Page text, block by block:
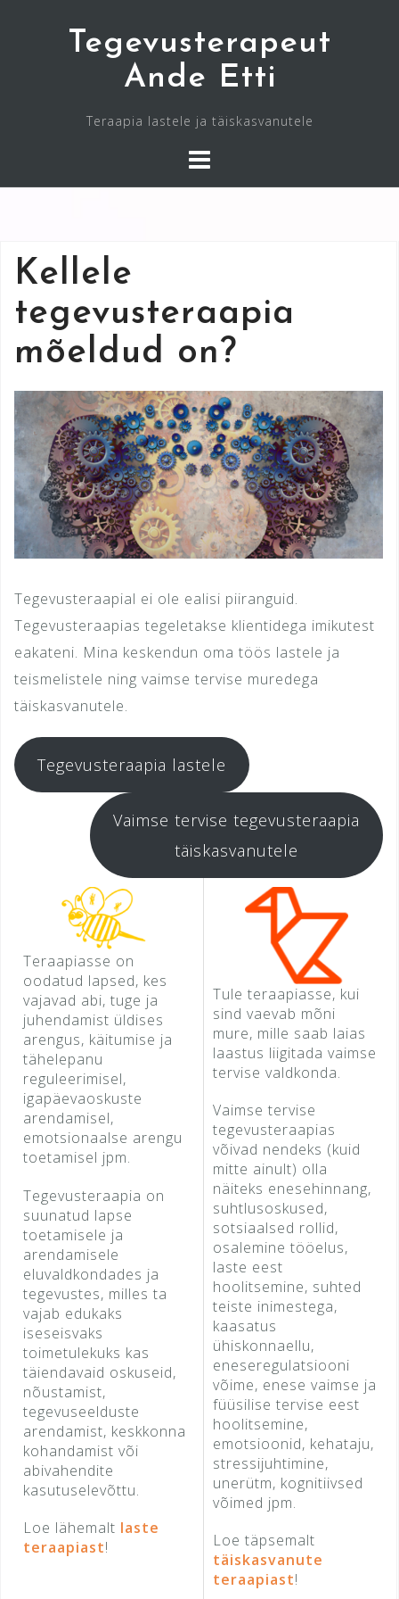
Tegevusterapeut
Ande Etti
Teraapia lastele ja täiskasvanutele
Kellele
tegevusteraapia
mõeldud on?
Tegevusteraapial ei ole ealisi piiranguid.
Tegevusteraapias tegeletakse klientidega imikutest
eakateni. Mina keskendun oma töös lastele ja
teismelistele ning vaimse tervise muredega
täiskasvanutele.
Tegevusteraapia lastele
Vaimse tervise tegevusteraapia
täiskasvanutele
Teraapiasse on
oodatud lapsed, kes
vajavad abi, tuge ja
juhendamist üldises
arengus, käitumise ja
tähelepanu
reguleerimisel,
igapäevaoskuste
arendamisel,
emotsionaalse arengu
toetamisel jpm.
Tegevusteraapia on
suunatud lapse
toetamisele ja
arendamisele
eluvaldkondades ja
tegevustes, milles ta
vajab edukaks
iseseisvaks
toimetulekuks kas
täiendavaid oskuseid,
nõustamist,
tegevuseelduste
arendamist, keskkonna
kohandamist või
abivahendite
kasutuselevõttu.
Loe lähemalt laste
teraapiast!
Tule teraapiasse, kui
sind vaevab mõni
mure, mille saab laias
laastus liigitada vaimse
tervise valdkonda.
Vaimse tervise
tegevusteraapias
võivad nendeks (kuid
mitte ainult) olla
näiteks enesehinnang,
suhtlusoskused,
sotsiaalsed rollid,
osalemine tööelus,
laste eest
hoolitsemine, suhted
teiste inimestega,
kaasatus
ühiskonnaellu,
eneseregulatsiooni
võime, enese vaimse ja
füüsilise tervise eest
hoolitsemine,
emotsioonid, kehataju,
stressijuhtimine,
unerütm, kognitiivsed
võimed jpm.
Loe täpsemalt
täiskasvanute
teraapiast!